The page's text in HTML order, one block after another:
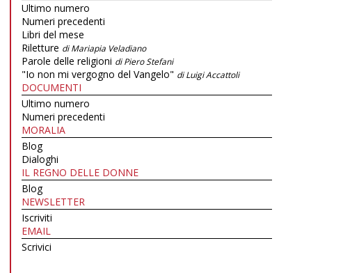
Ultimo numero
Numeri precedenti
Libri del mese
Riletture di Mariapia Veladiano
Parole delle religioni di Piero Stefani
"Io non mi vergogno del Vangelo" di Luigi Accattoli
DOCUMENTI
Ultimo numero
Numeri precedenti
MORALIA
Blog
Dialoghi
IL REGNO DELLE DONNE
Blog
NEWSLETTER
Iscriviti
EMAIL
Scrivici